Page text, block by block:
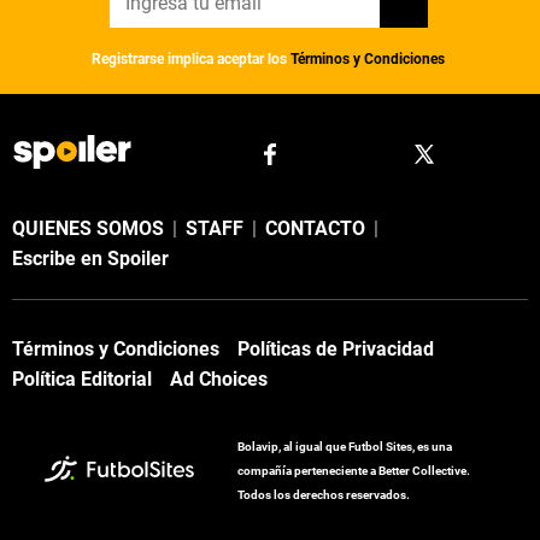
Registrarse implica aceptar los Términos y Condiciones
QUIENES SOMOS | STAFF | CONTACTO |
Escribe en Spoiler
Términos y Condiciones
Políticas de Privacidad
Política Editorial
Ad Choices
Bolavip, al igual que Futbol Sites, es una
compañía perteneciente a Better Collective.
Todos los derechos reservados.